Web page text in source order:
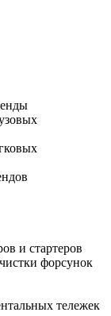
и стартеров
форсунок
тележек